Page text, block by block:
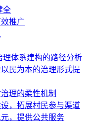
全
推广
理体系建构的路径分析
民为本的治理形式提
理的柔性机制
，拓展村民参与渠道
，提供公共服务